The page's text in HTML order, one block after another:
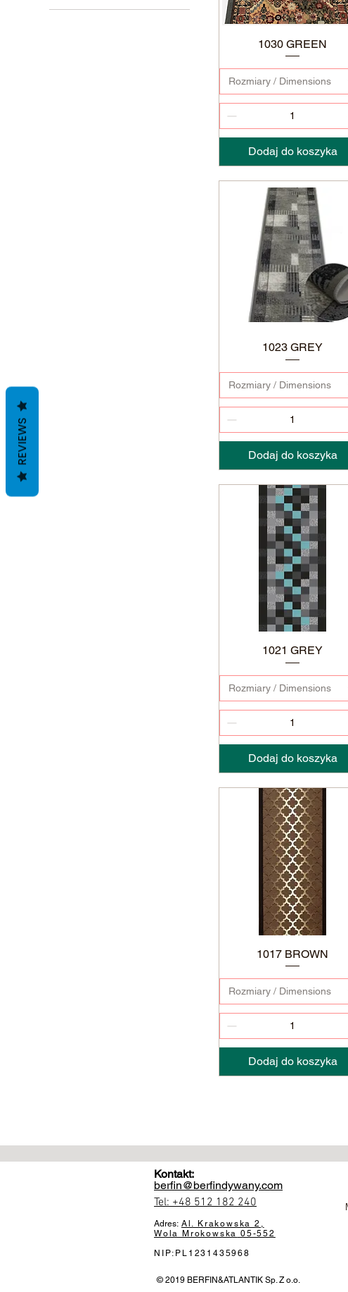
1030 GREEN
Rozmiary / Dimensions
Dodaj do koszyka
1023 GREY
Rozmiary / Dimensions
Dodaj do koszyka
1021 GREY
Rozmiary / Dimensions
Dodaj do koszyka
1017 BROWN
Rozmiary / Dimensions
Dodaj do koszyka
Kontakt:
berfin@berfindywany.com
Tel: +48 512 182 240
Adres: Al. Krakowska 2,
Wola Mrokowska 05-552
NIP:PL1231435968
© 2019 BERFIN&ATLANTIK Sp. Z o.o.
REVIEWS